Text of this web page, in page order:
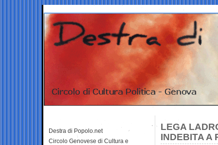
LEGA
INDEBITA A
Destra di Popolo.net
Circolo Genovese di Cultura e